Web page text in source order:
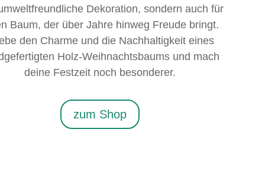
Dekoration, sondern auch für
Baum, der über Jahre hinweg Freude bringt.
den Charme und die Nachhaltigkeit eines
Holz-Weihnachtsbaums und mach
deine Festzeit noch besonderer.
zum Shop